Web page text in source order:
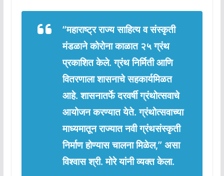
“महाराष्ट्र राज्य साहित्य व संस्कृती
मंडळाने कोरोना काळात २५ ग्रंथ
प्रकाशित केले.ग्रंथ निर्मिती आणि
वितरणाला शासनाचे सहकार्यमिळत
आहे.शासनातर्फे दरवर्षी ग्रंथोत्सवाचे
आयोजन करण्यात येते.ग्रंथोत्सवाच्या
माध्यमातून राज्यात नवी ग्रंथसंस्कृती
निर्माणहोण्यास चालना मिळेल,” असा
विश्वास श्री.मोरे यांनी व्यक्त केला.